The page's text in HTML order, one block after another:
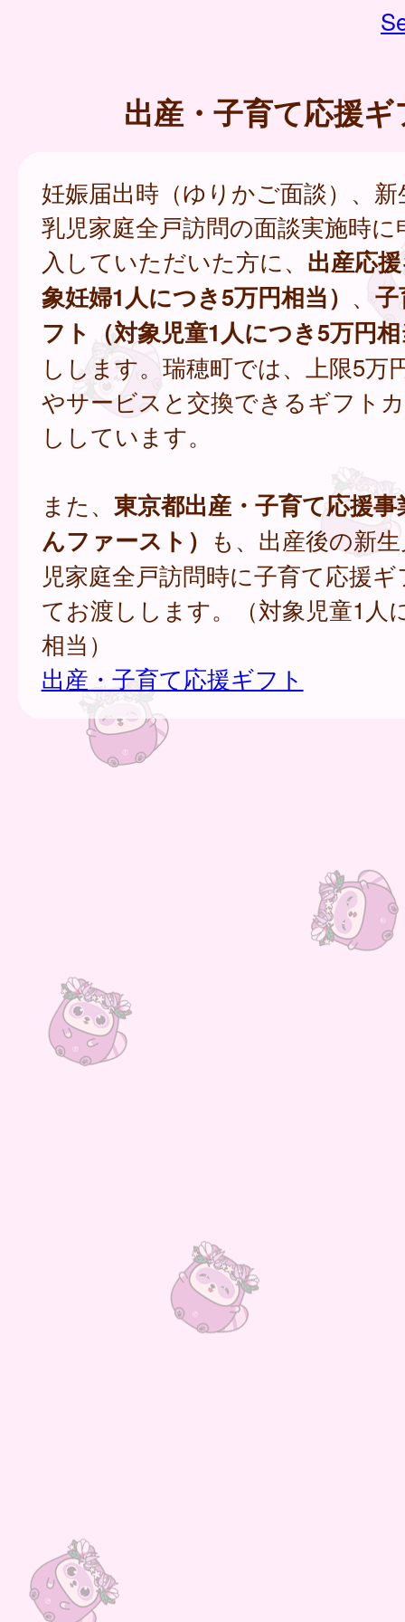
出産・子育て応援ギ
妊娠届出時（ゆりかご面談）、
乳児家庭全戸訪問の面談実施時に
入していただいた方に、 出産応
象妊婦1人につき5万円相当） 、
フト（対象児童1人につき5万円
しします。瑞穂町では、上限5万
やサービスと交換できるギフト
ししています。
また、 東京都出産・子育て応援
んファースト） も、出産後の新
児家庭全戸訪問時に子育て応援
てお渡しします。（対象児童1人
相当）
出産・子育て応援ギフト